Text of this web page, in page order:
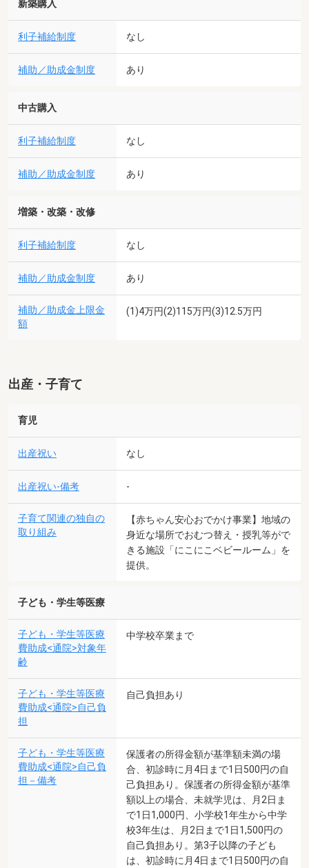
新築購入
利子補給制度 なし
補助／助成金制度 あり
中古購入
利子補給制度 なし
補助／助成金制度 あり
増築・改築・改修
利子補給制度 なし
補助／助成金制度 あり
補助／助成金上限金
額
(1)4万円(2)115万円(3)12.5万円
出産・子育て
育児
出産祝い なし
出産祝い-備考 -
子育て関連の独自の
取り組み
【赤ちゃん安心おでかけ事業】地域の
身近な場所でおむつ替え・授乳等がで
きる施設「にこにこベビールーム」を
提供。
子ども・学生等医療
子ども・学生等医療
費助成<通院>対象年
齢
中学校卒業まで
子ども・学生等医療
費助成<通院>自己負
担
自己負担あり
子ども・学生等医療
費助成<通院>自己負
担－備考
保護者の所得金額が基準額未満の場
合、初診時に月4日まで1日500円の自
己負担あり。保護者の所得金額が基準
額以上の場合、未就学児は、月2日ま
で1日1,000円、小学校1年生から中学
校3年生は、月2日まで1日1,500円の
自己負担あり。第3子以降の子ども
は、初診時に月4日まで1日500円の自